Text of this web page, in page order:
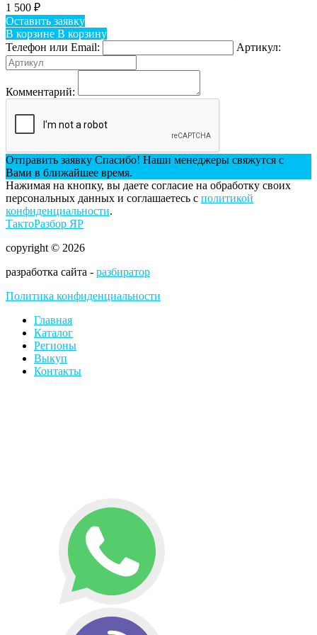
1 500 ₽
Оставить заявку
В корзине В корзину
Телефон или Email:
Артикул:
Комментарий:
Отправить заявку Спасибо! Наши менеджеры свяжутся с
Вами в ближайшее время.
Нажимая на кнопку, вы даете согласие на обработку своих
персональных данных и соглашаетесь с политикой
конфиденциальности.
ТактоРазбор ЯР
copyright © 2026
разработка сайта - разбиратор
Политика конфиденциальности
Главная
Каталог
Регионы
Выкуп
Контакты